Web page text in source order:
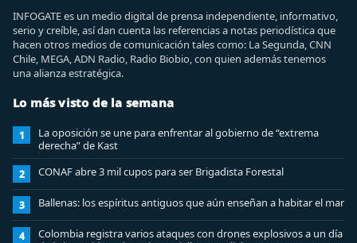
INFOGATE es un medio digital de prensa independiente, informativo,
serio y creíble, así dan cuenta las referencias a notas periodística que
hacen otros medios de comunicación tales como: La Segunda, CNN
Chile, MEGA, ADN Radio, Radio Biobio, con quien además tenemos
una alianza estratégica.
Lo más visto de la semana
1
La oposición se une para enfrentar al gobierno de “extrema
derecha” de Kast
2 CONAF abre 3 mil cupos para ser Brigadista Forestal
3 Ballenas: los espíritus antiguos que aún enseñan a habitar el mar
4
Colombia registra varios ataques con drones explosivos a un día